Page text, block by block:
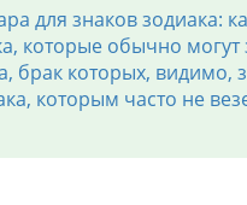
для знаков зодиака:
которые обычно
брак которых, видимо,
которым часто не